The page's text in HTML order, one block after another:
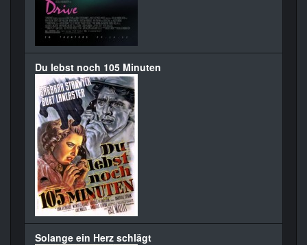
Du lebst noch 105 Minuten
Solange ein Herz schlägt